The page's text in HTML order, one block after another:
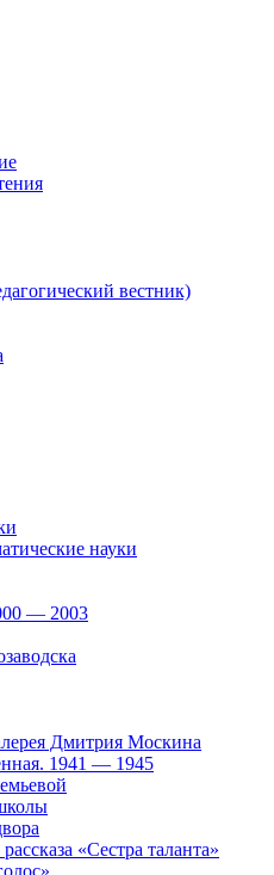
вестник)
науки
— 2003
Дмитрия Москина
1941 — 1945
«Сестра таланта»